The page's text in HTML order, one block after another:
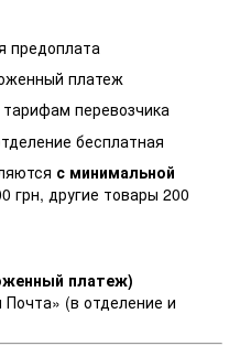
предоплата
платеж
перевозчика
бесплатная
с минимальной
грн, другие товары 200
платеж)
(в отделение и